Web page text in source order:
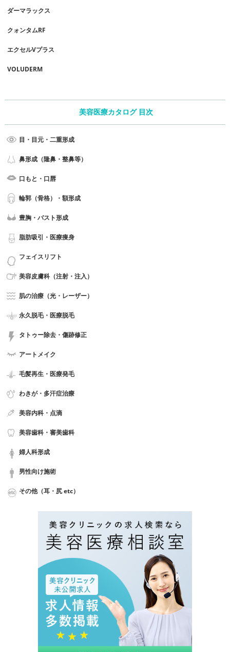
ダーマラックス
クォンタムRF
エクセルVプラス
VOLUDERM
美容医療カタログ 目次
目・目元・二重形成
鼻形成（隆鼻・整鼻等）
口もと・口唇
輪郭（骨格）・額形成
豊胸・バスト形成
脂肪吸引・医療痩身
フェイスリフト
美容皮膚科（注射・注入）
肌の治療（光・レーザー）
永久脱毛・医療脱毛
タトゥー除去・傷跡修正
アートメイク
毛髪再生・医療発毛
わきが・多汗症治療
美容内科・点滴
美容歯科・審美歯科
婦人科形成
男性向け施術
その他（耳・尻 etc）